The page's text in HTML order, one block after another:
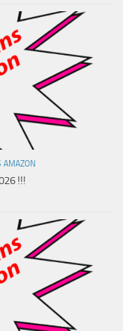
AMAZON
!!!